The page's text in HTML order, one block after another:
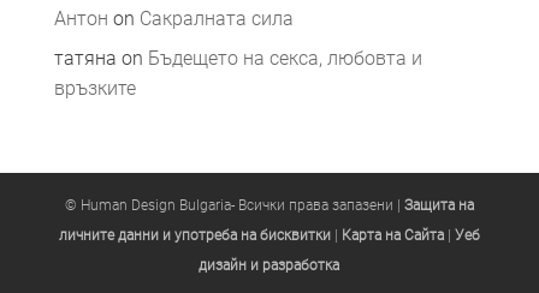
Антон on Сакралната сила
татяна on Бъдещето на секса, любовта и
връзките
© Human Design Bulgaria- Всички права запазени | Защита на
личните данни и употреба на бисквитки| Карта на Сайта| Уеб
дизайн и разработка